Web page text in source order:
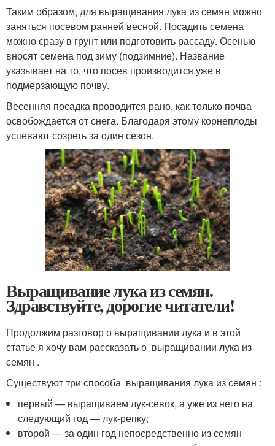
Таким образом, для выращивания лука из семян можно
заняться посевом ранней весной. Посадить семена
можно сразу в грунт или подготовить рассаду. Осенью
вносят семена под зиму (подзимние). Название
указывает на то, что посев производится уже в
подмерзающую почву.
Весенняя посадка проводится рано, как только почва
освобождается от снега. Благодаря этому корнеплоды
успевают созреть за один сезон.
Выращивание лука из семян.
Здравствуйте, дорогие читатели!
Продолжим разговор о выращивании лука и в этой
статье я хочу вам рассказать о выращивании лука из
семян .
Существуют три способа выращивания лука из семян :
первый — выращиваем лук-севок, а уже из него на
следующий год — лук-репку;
второй — за один год непосредственно из семян